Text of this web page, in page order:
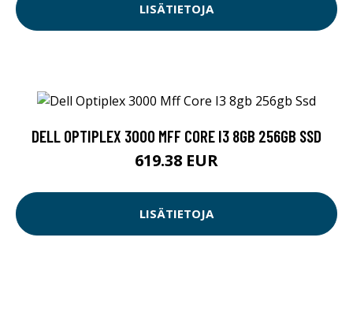
LISÄTIETOJA
DELL OPTIPLEX 3000 MFF CORE I3 8GB 256GB SSD
619.38 EUR
LISÄTIETOJA